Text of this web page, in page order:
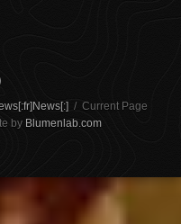
/ Current Page
by Blumenlab.com